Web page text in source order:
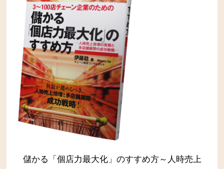
儲かる「個店力最大化」のすすめ方～人時売上